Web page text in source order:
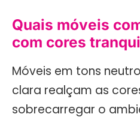
Quais móveis
com cores
Móveis em tons
clara realçam as
sobrecarregar o